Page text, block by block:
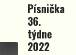
Písnička
36.
týdne
2022